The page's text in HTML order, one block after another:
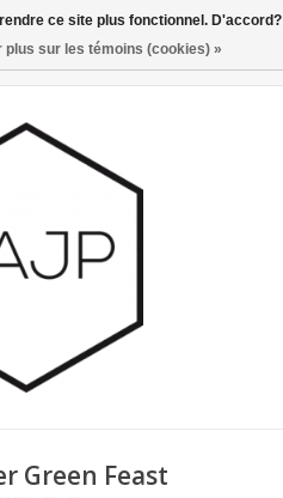
0 Articles - €0,00
Green Feast
ce site plus fonctionnel. D'accord?
plus sur les témoins (cookies) »